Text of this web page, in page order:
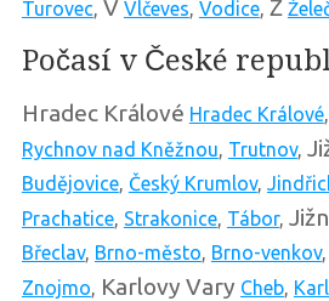
Turovec, V Vlčeves, Vodice, Ž
Počasí v České
Hradec Králové Hradec Králové,
Rychnov nad Kněžnou, Trutnov,
Budějovice, Český Krumlov,
Prachatice, Strakonice, Tábor,
Břeclav, Brno-město, Brno-venkov,
Znojmo, Karlovy Vary Cheb,